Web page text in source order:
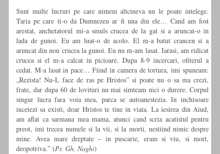
Sunt multe lucruri pe care nimeni altcineva nu le poate intelege.
Taria pe care ti-o da Dumnezeu ar fi una din ele… Cand am fost
arestat, anchetatorul mi-a smuls crucea de la gat si a aruncat-o in
lada de gunoi. Eu am luat-o de acolo. El m-a batut crancen si a
aruncat din nou crucea la gunoi. Eu nu m-am lasat. Iarasi, am ridicat
crucea si el m-a calcat in picioare. Dupa 8-9 incercari, ofiterul a
cedat. M-a lasat in pace… Fiind in camera de tortura, imi spuneam:
„Rezista! Nu-L face de ras pe Hristos” si poate nu o sa ma crezi,
frate, dar dupa 60 de lovituri nu mai simteam nici o durere. Corpul
singur lucra fara voia mea, parca se autoanestezia. In inchisoare
incetezi sa existi, doar Hristos te tine in viata. La iesirea din Aiud,
am aflat ca sarmana mea mama, atunci cand scria acatistul pentru
preot, imi trecea numele si la vii, si la morti, nestiind nimic despre
mine. Avea mare dreptate – in puscarie, eram si viu, si mort,
deopotriva.” (Pr. Gh. Naghi)